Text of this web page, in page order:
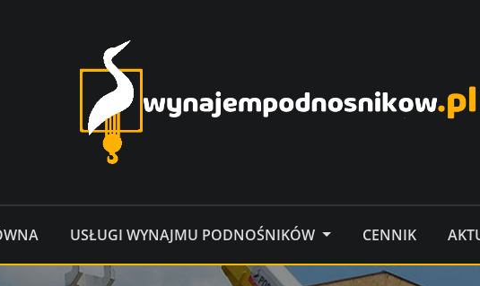
USŁUGI WYNAJMU PODNOŚNIKÓW CENNIK